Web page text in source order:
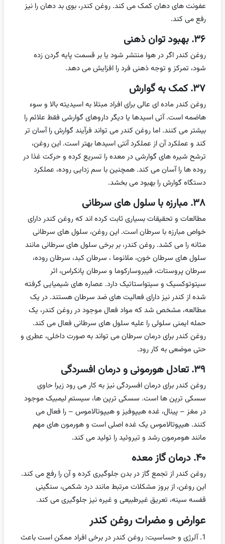
عفونت های دهان کمک می کند. روغن کندر، بوی بد دهان را نیز
رفع می کند.
۳۶. بهبود توان ذهنی
روغن کندر اگر در هوا منتشر شود یا بر قسمت پایه گردن زده
شود، تمرکز و توجه ذهنی فرد را افزایش می دهد.
۳۷. کمک به گوارش
روغن کندر ماده ای عالی برای افراد مبتلا به اسیدیته بالا و سوء
هاضمه است. آتی اسیدها یا دیگر داروهای گوارشی فقط علائم را
بیشتر می کنند. اما روغن کندر می تواند فرآیند گوارش را آسان تر
کند و عملکرد آن از عملکرد آنتی اسیدها بهتر است. این روغن،
ترشح شیره های گوارشی در معده را تسریع کرده و حرکت غذا در
روده ها را آسان می کند. همچنین با سم زدایی روده، عملکرد
دستگاه گوارش را بهبود می بخشد.
۳۸. مبارزه با سلول های سرطانی
مطالعات و تحقیقات بسیاری ثابت کرده اند که روغن کندر دارای
خواص مبارزه با سرطان است. این روغن، سلول های سرطانی
مثانه را می کشد. روغن کندر، بر برخی سلول های سرطانی مانند
سلول های سرطان خون، ملانوما ، سرطان کبد، سرطان روده،
سرطان پروستات، فیبروسارکوما و سرطان پانکراس، اثر
سیتوتوکسیک و سیتواستاتیک دارد. عصاره های شیمیایی گرفته
شده از کندر نیز دارای فعالیت های ضد سرطان هستند. در یک
مطالعه، مشخص شد که مواد فعال موجود در روغن کندر، یک
حمله ایمنی سلولی را علیه سلول های سرطانی فعال می کند.
روغن کندر برای درمان سرطان می تواند به صورت داخلی، عطری و
حتی موضعی به کار رود.
۳۹. تعادل هورمونی و درمان افسردگی
روغن کندر برای درمان افسردگی نیز به کار می رود زیرا حاوی
سسکی ترپن ها است. سسکی ترپن ها، سیستم لیمبیک موجود
در مغز – پینال، غده هیپوفیز و هیپوتالاموس – را فعال می
کنند. هیپوتالاموس یک غده اصلی است و هورمون های مهم
مانند هومرمون رشد و تیروئید را تولید می کند.
۴۰. درمان گاز معده
روغن کندر از تجمع گاز در بدن جلوگیری کرده و آن را رفع می کند.
این روغن، از بروز مشکلات مرتبط مانند درد شکمی، سنگینی
قفسه سینه، تعریق غیرطبیعی و غیره نیز جلوگیری می کند.
عوارض و مضرات روغن کندر
1. آلرژی و حساسیت: روغن کندر در برخی افراد ممکن است باعث